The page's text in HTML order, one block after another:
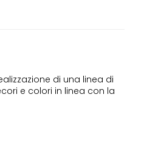
di una linea di
e colori in linea con la